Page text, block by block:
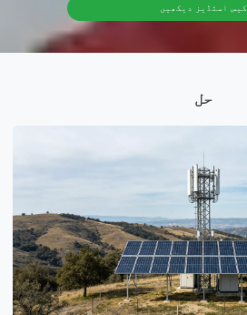
کیس اسٹڈیز دیکھیں
حل